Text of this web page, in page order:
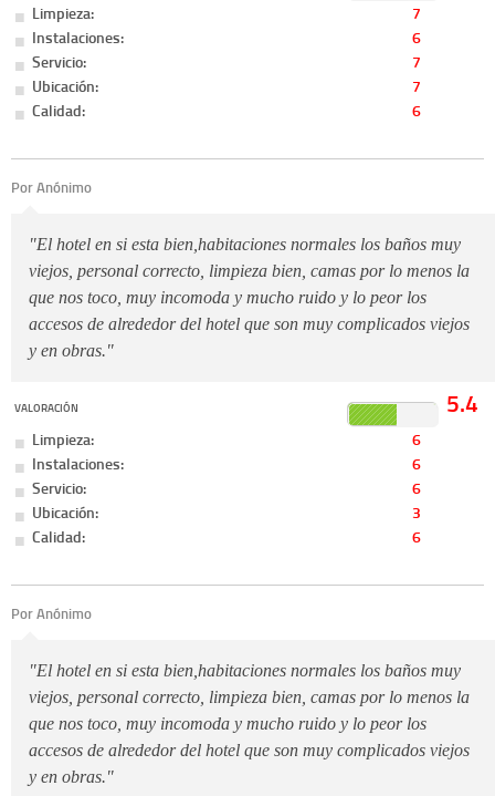
Limpieza:
7
Instalaciones:
6
Servicio:
7
Ubicación:
7
Calidad:
6
Por Anónimo
"El hotel en si esta bien,habitaciones normales los baños muy
viejos, personal correcto, limpieza bien, camas por lo menos la
que nos toco, muy incomoda y mucho ruido y lo peor los
accesos de alrededor del hotel que son muy complicados viejos
y en obras."
VALORACIÓN 5.4
Limpieza:
6
Instalaciones:
6
Servicio:
6
Ubicación:
3
Calidad:
6
Por Anónimo
"El hotel en si esta bien,habitaciones normales los baños muy
viejos, personal correcto, limpieza bien, camas por lo menos la
que nos toco, muy incomoda y mucho ruido y lo peor los
accesos de alrededor del hotel que son muy complicados viejos
y en obras."